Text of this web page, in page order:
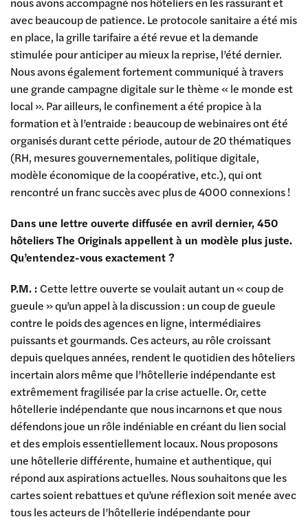
avec beaucoup de patience. Le protocole sanitaire a été mis
en place, la grille tarifaire a été revue et la demande
stimulée pour anticiper au mieux la reprise, l’été dernier.
Nous avons également fortement communiqué à travers
une grande campagne digitale sur le thème « le monde est
local ». Par ailleurs, le confinement a été propice à la
formation et à l’entraide : beaucoup de webinaires ont été
organisés durant cette période, autour de 20 thématiques
(RH, mesures gouvernementales, politique digitale,
modèle économique de la coopérative, etc.), qui ont
rencontré un franc succès avec plus de 4000 connexions !
Dans une lettre ouverte diffusée en avril dernier, 450
hôteliers The Originals appellent à un modèle plus juste.
Qu’entendez-vous exactement ?
P.M. :Cette lettre ouverte se voulait autant un « coup de
gueule » qu’un appel à la discussion : un coup de gueule
contre le poids des agences en ligne, intermédiaires
puissants et gourmands. Ces acteurs, au rôle croissant
depuis quelques années, rendent le quotidien des hôteliers
incertain alors même que l’hôtellerie indépendante est
extrêmement fragilisée par la crise actuelle. Or, cette
hôtellerie indépendante que nous incarnons et que nous
défendons joue un rôle indéniable en créant du lien social
et des emplois essentiellement locaux. Nous proposons
une hôtellerie différente, humaine et authentique, qui
répond aux aspirations actuelles. Nous souhaitons que les
cartes soient rebattues et qu’une réflexion soit menée avec
tous les acteurs de l’hôtellerie indépendante pour